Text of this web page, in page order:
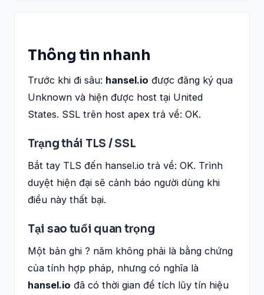
Thông tin nhanh
Trước khi đi sâu: hansel.io được đăng ký qua
Unknown và hiện được host tại United
States. SSL trên host apex trả về: OK.
Trạng thái TLS / SSL
Bắt tay TLS đến hansel.io trả về: OK. Trình
duyệt hiện đại sẽ cảnh báo người dùng khi
điều này thất bại.
Tại sao tuổi quan trọng
Một bản ghi ? năm không phải là bằng chứng
của tính hợp pháp, nhưng có nghĩa là
hansel.io đã có thời gian để tích lũy tín hiệu